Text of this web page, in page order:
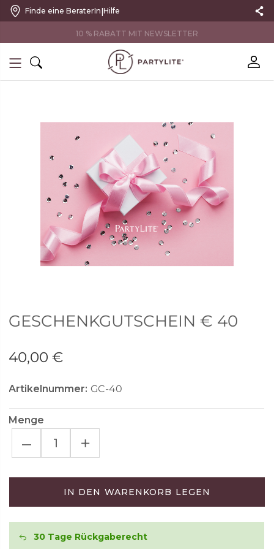
Finde eine BeraterIn|Hilfe
10 % RABATT MIT NEWSLETTER
GESCHENKGUTSCHEIN € 40
40,00 €
Artikelnummer: GC-40
Menge
– +
IN DEN WARENKORB LEGEN
30 Tage Rückgaberecht